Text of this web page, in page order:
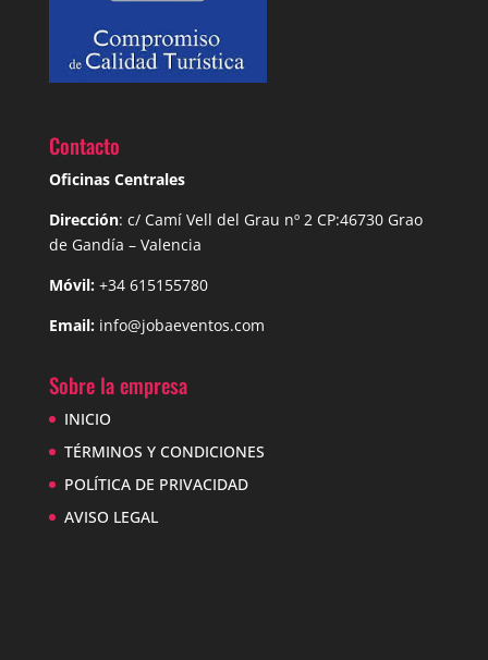
Contacto
Oficinas Centrales
Dirección: c/ Camí Vell del Grau nº 2 CP:46730 Grao
de Gandía – Valencia
Móvil: +34 615155780
Email: info@jobaeventos.com
Sobre la empresa
INICIO
TÉRMINOS Y CONDICIONES
POLÍTICA DE PRIVACIDAD
AVISO LEGAL